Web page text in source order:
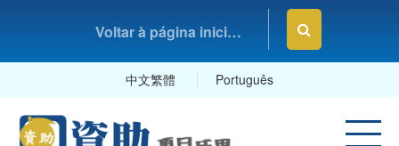
Voltar à página inicial da Fundação Macau
中文繁體 Português